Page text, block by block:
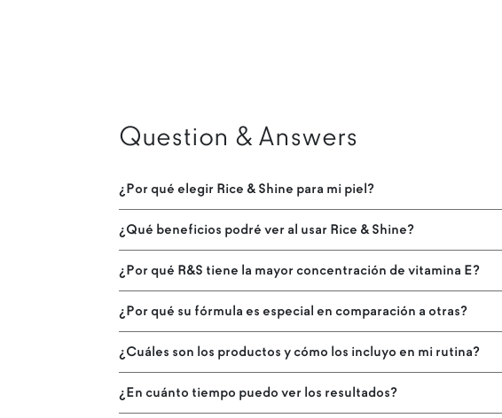
Question & Answers
¿Por qué elegir Rice & Shine para mi piel?
¿Qué beneficios podré ver al usar Rice & Shine?
¿Por qué R&S tiene la mayor concentración de vitamina E?
¿Por qué su fórmula es especial en comparación a otras?
¿Cuáles son los productos y cómo los incluyo en mi rutina?
¿En cuánto tiempo puedo ver los resultados?